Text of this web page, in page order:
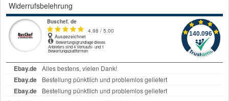
Widerrufsbelehrung